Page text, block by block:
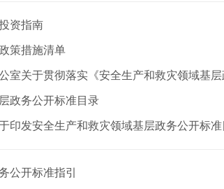
资指南
策措施清单
室关于贯彻落实《安全生产和救灾领域基
政务公开标准目录
印发安全生产和救灾领域基层政务公开标
公开标准指引